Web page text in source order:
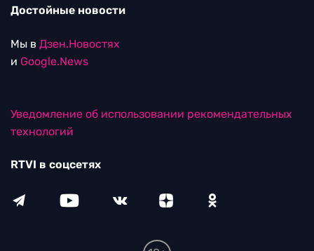
Достойные новости
Мы в Дзен.Новостях
и Google.News
Уведомление об использовании рекомендательных
технологий
RTVI в соцсетях